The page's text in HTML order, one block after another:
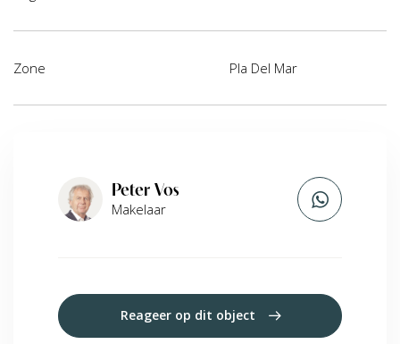
Zone Pla Del Mar
Peter Vos
Makelaar
Reageer op dit object